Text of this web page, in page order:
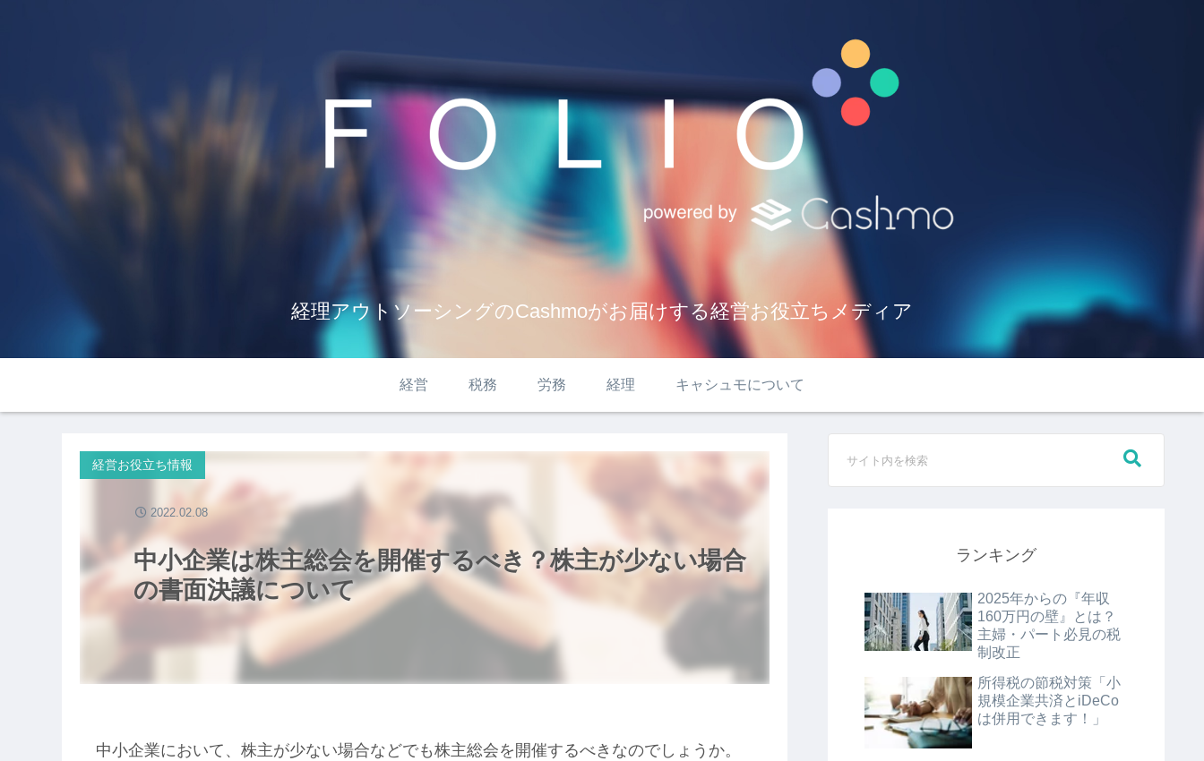
経理アウトソーシングのCashmoがお届けする経営お役立ちメディア
経営 税務 労務 経理 キャシュモについて
中小企業は株主総会を開催するべき？株主が少ない場合
の書面決議について
経営お役立ち情報
2022.02.08
中小企業において、株主が少ない場合などでも株主総会を開催するべきなのでしょうか。
ランキング
2025年からの『年収
160万円の壁』とは？
主婦・パート必見の税
制改正
所得税の節税対策「小
規模企業共済とiDeCo
は併用できます！」